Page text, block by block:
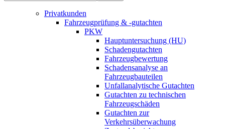
Privatkunden
Fahrzeugprüfung & -gutachten
PKW
Hauptuntersuchung (HU)
Schadengutachten
Fahrzeugbewertung
Schadensanalyse an
Fahrzeugbauteilen
Unfallanalytische Gutachten
Gutachten zu technischen
Fahrzeugschäden
Gutachten zur
Verkehrsüberwachung